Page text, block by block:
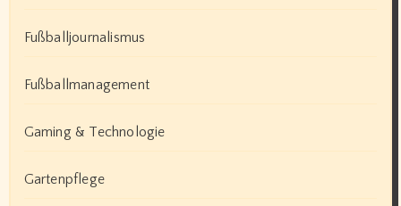
Fußballjournalismus
Fußballmanagement
Gaming & Technologie
Gartenpflege